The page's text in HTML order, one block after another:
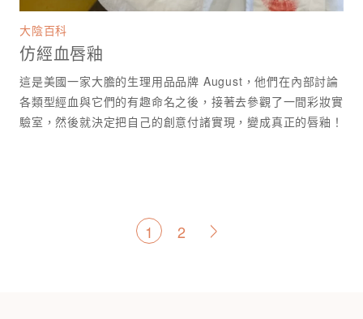
大陰百科
仿經血唇釉
這是美國一家大膽的生理用品品牌 August，他們在內部討論
各類型經血與它們的有趣命名之後，接著去參觀了一間彩妝實
驗室，然後就決定把自己的創意付諸實現，變成真正的唇釉！
文
1 2 >